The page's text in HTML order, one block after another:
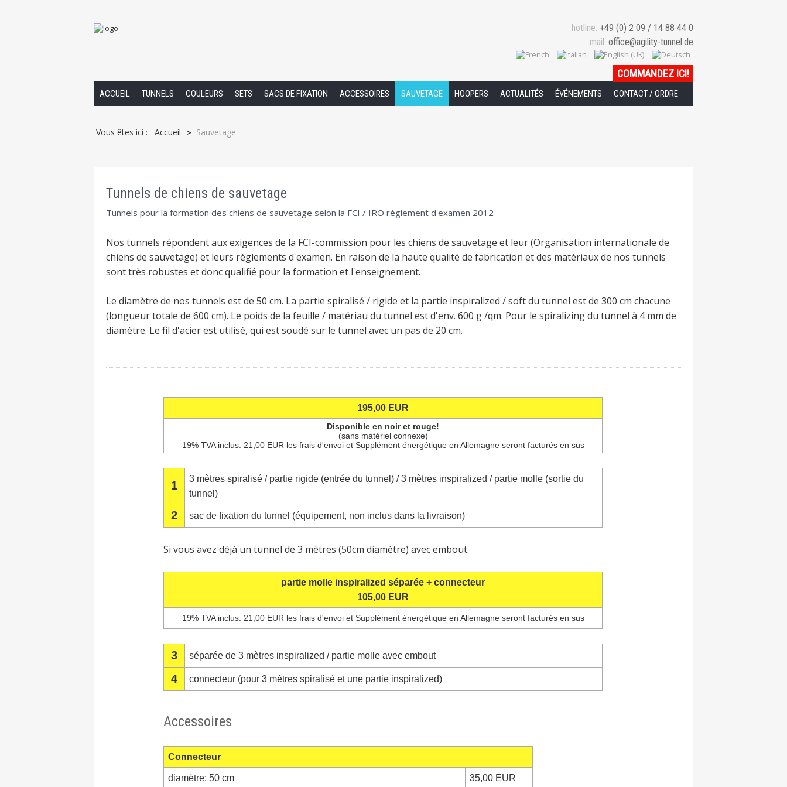
hotline: +49 (0) 2 09 / 14 88 44 0
mail: office@agility-tunnel.de
COMMANDEZ ICI!
ACCUEIL TUNNELS COULEURS SETS SACS DE FIXATION ACCESSOIRES SAUVETAGE HOOPERS ACTUALITÉS ÉVÉNEMENTS CONTACT / ORDRE
Vous êtes ici : Accueil > Sauvetage
Tunnels de chiens de sauvetage
Tunnels pour la formation des chiens de sauvetage selon la FCI / IRO règlement d'examen 2012
Nos tunnels répondent aux exigences de la FCI-commission pour les chiens de sauvetage et leur (Organisation internationale de
chiens de sauvetage) et leurs règlements d'examen. En raison de la haute qualité de fabrication et des matériaux de nos tunnels
sont très robustes et donc qualifié pour la formation et l'enseignement.
Le diamètre de nos tunnels est de 50 cm. La partie spiralisé / rigide et la partie inspiralized / soft du tunnel est de 300 cm chacune
(longueur totale de 600 cm). Le poids de la feuille / matériau du tunnel est d'env. 600 g /qm. Pour le spiralizing du tunnel à 4 mm de
diamètre. Le fil d'acier est utilisé, qui est soudé sur le tunnel avec un pas de 20 cm.
195,00 EUR
Disponible en noir et rouge!
(sans matériel connexe)
19% TVA inclus. 21,00 EUR les frais d'envoi et Supplément énergétique en Allemagne seront facturés en sus
1
3 mètres spiralisé / partie rigide (entrée du tunnel) / 3 mètres inspiralized / partie molle (sortie du
tunnel)
2 sac de fixation du tunnel (équipement, non inclus dans la livraison)
Si vous avez déjà un tunnel de 3 mètres (50cm diamètre) avec embout.
partie molle inspiralized séparée + connecteur
105,00 EUR
19% TVA inclus. 21,00 EUR les frais d'envoi et Supplément énergétique en Allemagne seront facturés en sus
3 séparée de 3 mètres inspiralized / partie molle avec embout
4 connecteur (pour 3 mètres spiralisé et une partie inspiralized)
Accessoires
Connecteur
diamètre: 50 cm 35,00 EUR